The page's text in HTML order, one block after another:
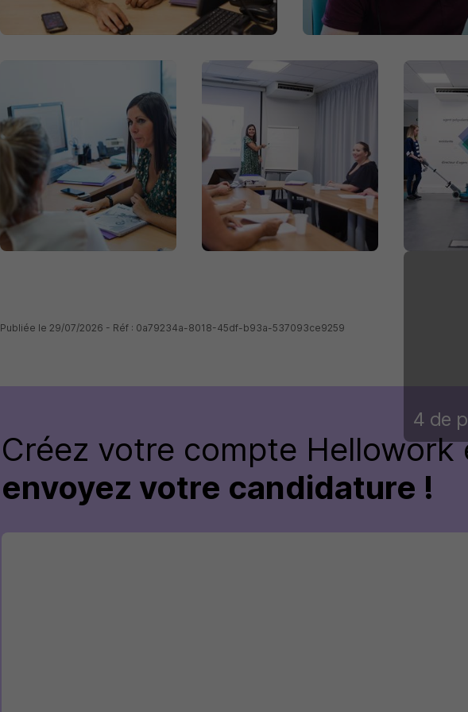
4 de
Publiée le 29/07/2026 - Réf : 0a79234a-8018-45df-b93a-537093ce9259
Créez votre compte Hellowork
envoyez votre candidature !